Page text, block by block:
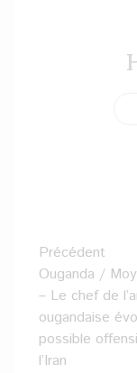
d’article
Précédent
Ouganda /
– Le chef de
ougandaise
possible
l’Iran